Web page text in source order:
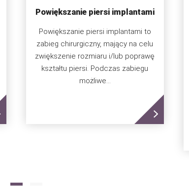
Powiększanie piersi implantami
Powiększanie piersi implantami to
zabieg chirurgiczny, mający na celu
zwiększenie rozmiaru i/lub poprawę
kształtu piersi. Podczas zabiegu
możliwe...